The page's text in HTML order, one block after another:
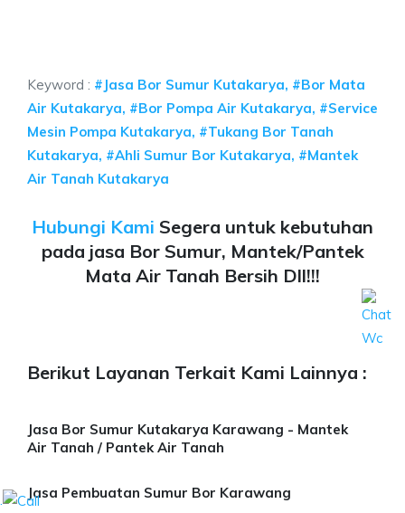
Keyword : #Jasa Bor Sumur Kutakarya, #Bor Mata
Air Kutakarya, #Bor Pompa Air Kutakarya, #Service
Mesin Pompa Kutakarya, #Tukang Bor Tanah
Kutakarya, #Ahli Sumur Bor Kutakarya, #Mantek
Air Tanah Kutakarya
Hubungi Kami Segera untuk kebutuhan
pada jasa Bor Sumur, Mantek/Pantek
Mata Air Tanah Bersih Dll!!!
Berikut Layanan Terkait Kami Lainnya :
Jasa Bor Sumur Kutakarya Karawang - Mantek
Air Tanah / Pantek Air Tanah
Jasa Pembuatan Sumur Bor Karawang